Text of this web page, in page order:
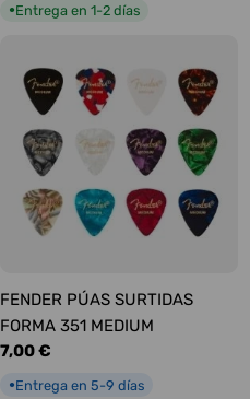
●Entrega en 1-2 días
FENDER PÚAS SURTIDAS
FORMA 351 MEDIUM
Precio
7,00 €
●Entrega en 5-9 días